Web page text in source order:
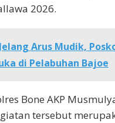
2026.
Jelang Arus Mudik,
di Pelabuhan Bajoe
Bone AKP
tersebut